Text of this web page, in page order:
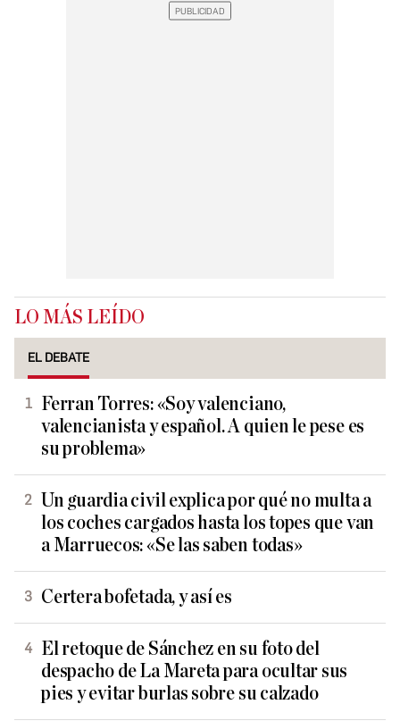
LO MÁS LEÍDO
EL DEBATE
Ferran Torres: «Soy valenciano,
valencianista y español. A quien le pese es
su problema»
Un guardia civil explica por qué no multa a
los coches cargados hasta los topes que van
a Marruecos: «Se las saben todas»
Certera bofetada, y así es
El retoque de Sánchez en su foto del
despacho de La Mareta para ocultar sus
pies y evitar burlas sobre su calzado